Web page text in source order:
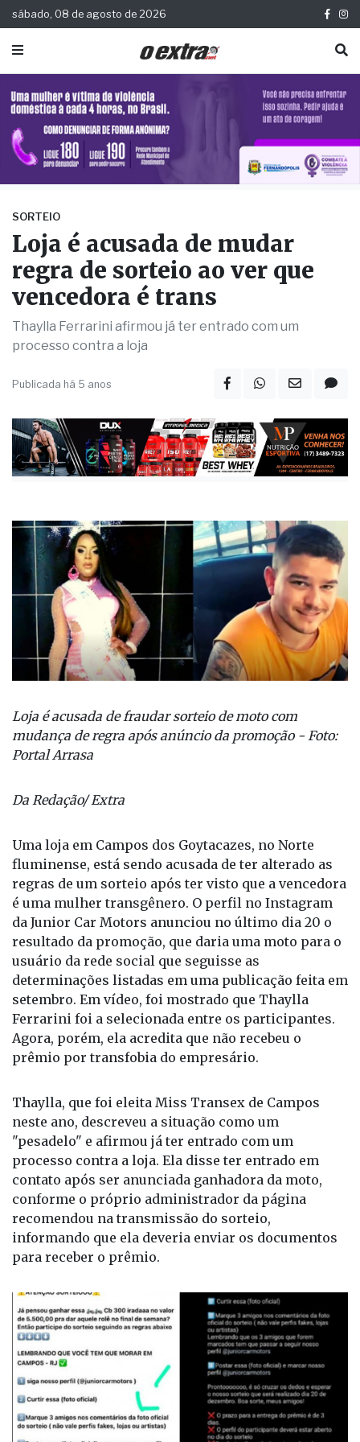
sábado, 08 de agosto de 2026
SORTEIO
Loja é acusada de mudar
regra de sorteio ao ver que
vencedora é trans
Thaylla Ferrarini afirmou já ter entrado com um
processo contra a loja
Publicada há 5 anos
Loja é acusada de fraudar sorteio de moto com
mudança de regra após anúncio da promoção - Foto:
Portal Arrasa
Da Redação/ Extra
Uma loja em Campos dos Goytacazes, no Norte
fluminense, está sendo acusada de ter alterado as
regras de um sorteio após ter visto que a vencedora
é uma mulher transgênero. O perfil no Instagram
da Junior Car Motors anunciou no último dia 20 o
resultado da promoção, que daria uma moto para o
usuário da rede social que seguisse as
determinações listadas em uma publicação feita em
setembro. Em vídeo, foi mostrado que Thaylla
Ferrarini foi a selecionada entre os participantes.
Agora, porém, ela acredita que não recebeu o
prêmio por transfobia do empresário.
Thaylla, que foi eleita Miss Transex de Campos
neste ano, descreveu a situação como um
"pesadelo" e afirmou já ter entrado com um
processo contra a loja. Ela disse ter entrado em
contato após ser anunciada ganhadora da moto,
conforme o próprio administrador da página
recomendou na transmissão do sorteio,
informando que ela deveria enviar os documentos
para receber o prêmio.